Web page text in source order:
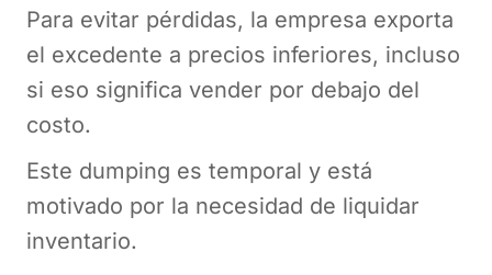
Para evitar pérdidas, la empresa exporta
el excedente a precios inferiores, incluso
si eso significa vender por debajo del
costo.
Este dumping es temporal y está
motivado por la necesidad de liquidar
inventario.